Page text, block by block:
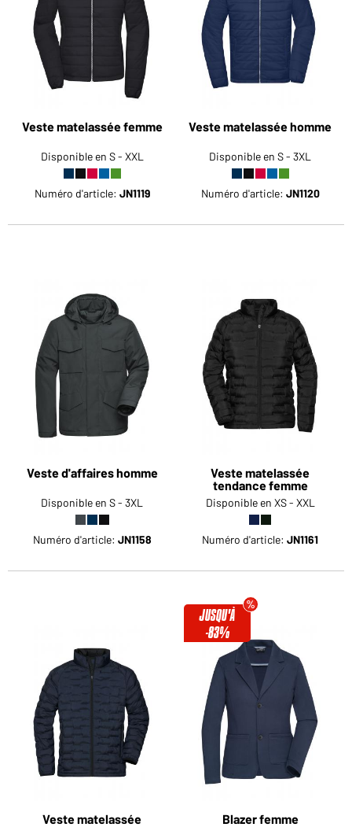
Voudriez-vous acheter des produits pour votre besoin
privé?
Chemin d'accès au shop des clients finaux
Veste matelassée femme
Disponible en S - XXL
Numéro d'article: JN1119
Veste matelassée homme
Disponible en S - 3XL
Numéro d'article: JN1120
Veste d'affaires homme
Disponible en S - 3XL
Numéro d'article: JN1158
Veste matelassée
tendance femme
Disponible en XS - XXL
Numéro d'article: JN1161
Veste matelassée
JUSQU'À
-83%
Blazer femme